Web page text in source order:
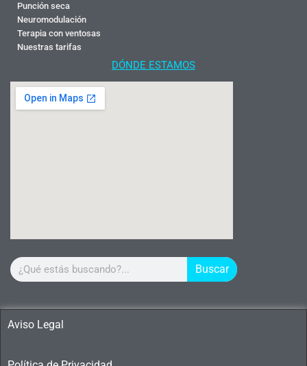
Punción seca
Neuromodulación
Terapia con ventosas
Nuestras tarifas
DÓNDE ESTAMOS
Buscar
Aviso Legal